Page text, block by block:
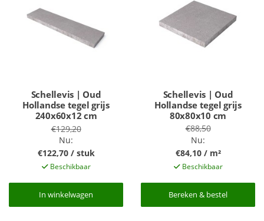
Schellevis | Oud
Hollandse tegel grijs
240x60x12 cm
€129,20
Nu:
€122,70 / stuk
Beschikbaar
In winkelwagen
In winkelwagen
Schellevis | Oud
Hollandse tegel grijs
80x80x10 cm
€88,50
Nu:
€84,10 / m²
Beschikbaar
Bereken & bestel
Bereken & bestel